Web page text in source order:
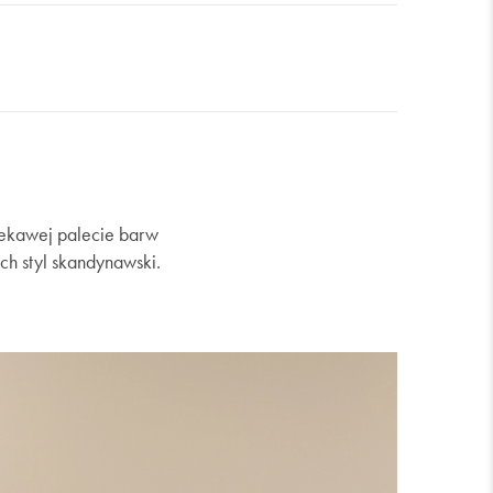
palecie barw
styl skandynawski.